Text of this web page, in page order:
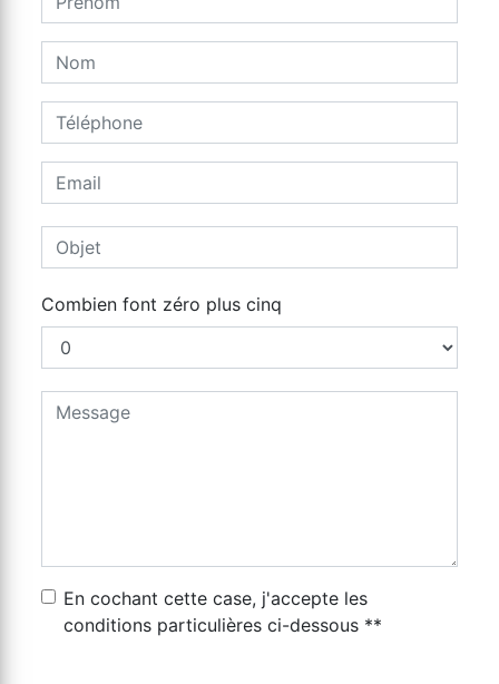
Combien font zéro plus cinq
En cochant cette case, j'accepte les
conditions particulières ci-dessous **